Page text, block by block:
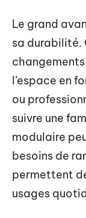
Le grand
sa durabilité.
l’espace en
ou
suivre une
modulaire
besoins de
permettent
usages